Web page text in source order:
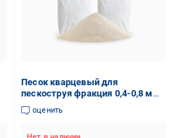
Песок кварцевый для
пескоструя фракция 0,4-0,8 мм
50 кг (2333282328)
оценить